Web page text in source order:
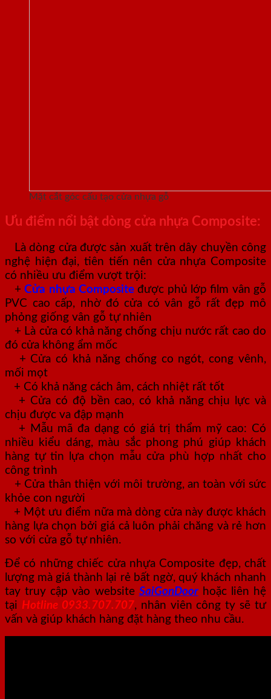
Mặt cắt góc cấu tạo cửa nhựa gỗ
Ưu điểm nổi bật dòng cửa nhựa Composite:
Là dòng cửa được sản xuất trên dây chuyền công
nghệ hiện đại, tiên tiến nên cửa nhựa Composite
có nhiều ưu điểm vượt trội:
+Cửa nhựa Composite được phủ lớp film vân gỗ
PVC cao cấp, nhờ đó cửa có vân gỗ rất đẹp mô
phỏng giống vân gỗ tự nhiên
+ Là cửa có khả năng chống chịu nước rất cao do
đó cửa không ẩm mốc
+ Cửa có khả năng chống co ngót, cong vênh,
mối mọt
+ Có khả năng cách âm, cách nhiệt rất tốt
+ Cửa có độ bền cao, có khả năng chịu lực và
chịu được va đập mạnh
+ Mẫu mã đa dạng có giá trị thẩm mỹ cao: Có
nhiều kiểu dáng, màu sắc phong phú giúp khách
hàng tự tin lựa chọn mẫu cửa phù hợp nhất cho
công trình
+ Cửa thân thiện với môi trường, an toàn với sức
khỏe con người
+ Một ưu điểm nữa mà dòng cửa này được khách
hàng lựa chọn bởi giá cả luôn phải chăng và rẻ hơn
so với cửa gỗ tự nhiên.
Để có những chiếc cửa nhựa Composite đẹp, chất
lượng mà giá thành lại rẻ bất ngờ, quý khách nhanh
tay truy cập vào website SaiGonDoorhoặc liên hệ
tại Hotline 0933.707.707, nhân viên công ty sẽ tư
vấn và giúp khách hàng đặt hàng theo nhu cầu.